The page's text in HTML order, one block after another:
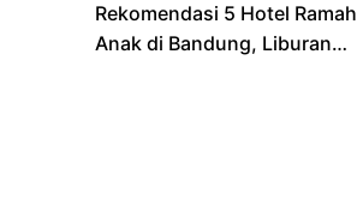
Keluarga
Rekomendasi 5 Hotel Ramah
Anak di Bandung, Liburan